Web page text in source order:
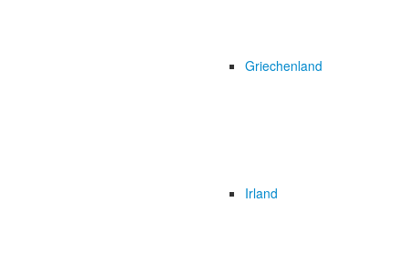
Griechenland
Irland